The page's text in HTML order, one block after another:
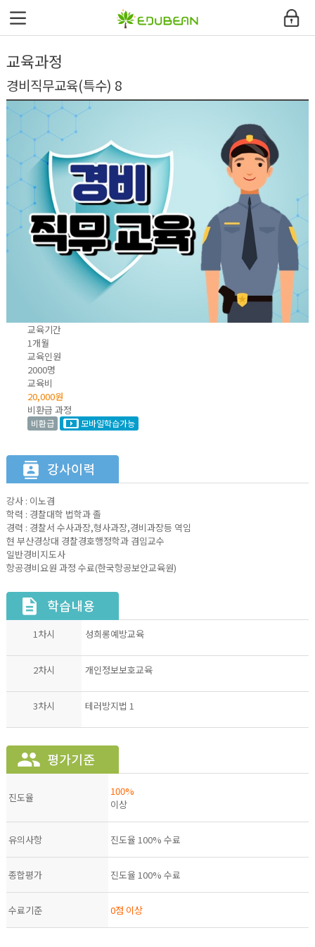
에듀빈
환급과정안내
교육과정
커뮤니티
고객지원센터
내강의실
사이트맵
교육과정
경비직무교육(특수) 8
교육기간
1개월
교육인원
2000명
교육비
20,000원
비환급 과정
비환급 모바일학습가능
강사 : 이노겸
학력 : 경찰대학 법학과 졸
경력 : 경찰서 수사과장,형사과장,경비과장등 역임
현 부산경상대 경찰경호행정학과 겸임교수
일반경비지도사
항공경비요원 과정 수료(한국항공보안교육원)
1차시 성희롱예방교육
2차시 개인정보보호교육
3차시 테러방지법 1
진도율
100%
이상
유의사항 진도율 100% 수료
종합평가 진도율 100% 수료
수료기준 0점 이상